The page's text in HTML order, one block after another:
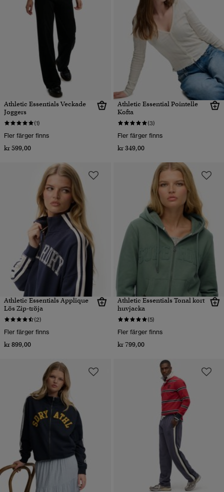
Athletic Essentials Veckade
Joggers
(1)
Fler färger finns
kr 599,00
Athletic Essential Pointelle
Kofta
(3)
Fler färger finns
kr 349,00
Athletic Essentials Applique
Lös Zip-tröja
(2)
Fler färger finns
kr 899,00
Athletic Essentials Tonal kort
huvjacka
(5)
Fler färger finns
kr 799,00